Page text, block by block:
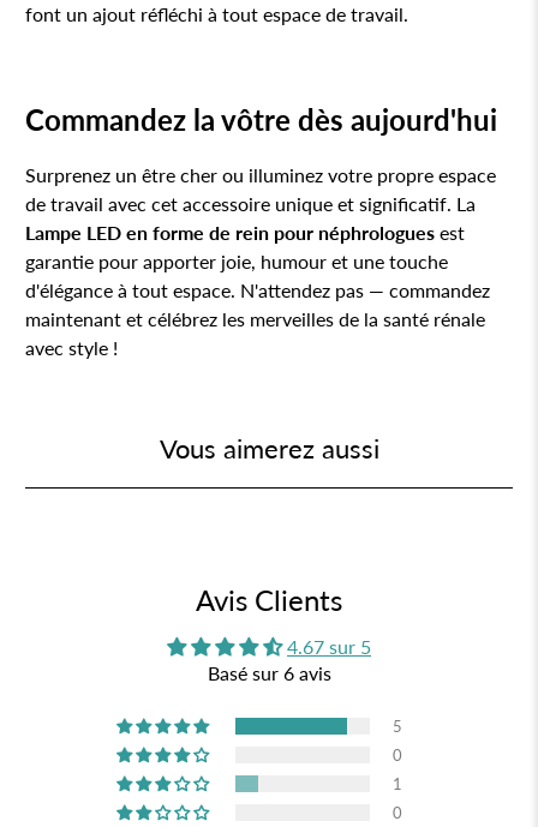
font un ajout réfléchi à tout espace de travail.
Commandez la vôtre dès aujourd'hui
Surprenez un être cher ou illuminez votre propre espace
de travail avec cet accessoire unique et significatif. La
Lampe LED en forme de rein pour néphrologues est
garantie pour apporter joie, humour et une touche
d'élégance à tout espace. N'attendez pas — commandez
maintenant et célébrez les merveilles de la santé rénale
avec style !
Vous aimerez aussi
Avis Clients
4.67 sur 5
Basé sur 6 avis
5
0
1
0